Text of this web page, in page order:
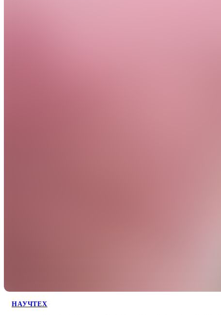
НАУЧТЕХ